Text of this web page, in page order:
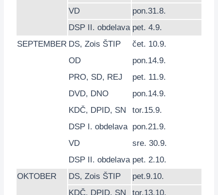
VD
pon.31.8.
DSP II. obdelava pet. 4.9.
SEPTEMBER DS, Zois ŠTIP
čet. 10.9.
OD
pon.14.9.
PRO, SD, REJ
pet. 11.9.
DVD, DNO
pon.14.9.
KDČ, DPID, SN
tor.15.9.
DSP I. obdelava pon.21.9.
VD
sre. 30.9.
DSP II. obdelava pet. 2.10.
OKTOBER
DS, Zois ŠTIP
pet.9.10.
KDČ, DPID, SN
tor.13.10.